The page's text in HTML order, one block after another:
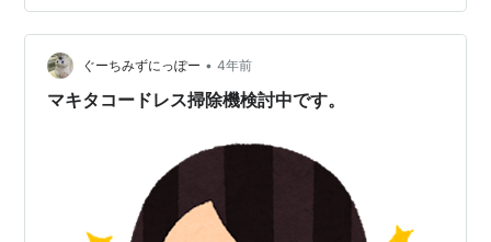
る、みたいなものがあると思います。 でも安静にしすぎ
ると物事前に進まないのでそれもせっかちというか焦っ
てしまいます。 過去ブログで「お金をかけないで運動す
る方法」で運動のことも書きましたが今…
ぐーちみずにっぽー • 4年前
マキタコードレス掃除機検討中です。